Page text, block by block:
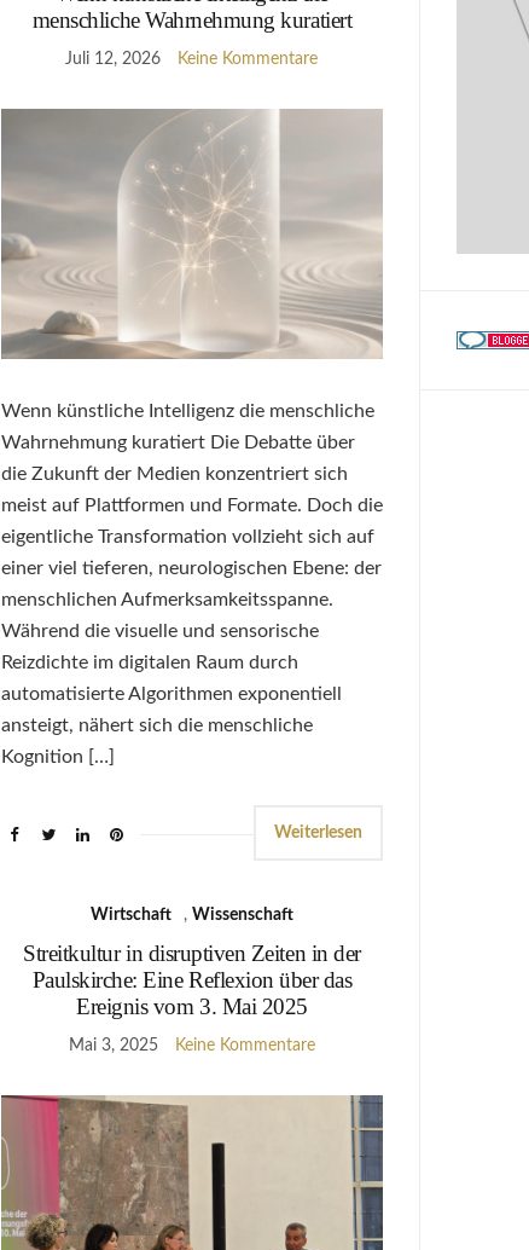
menschliche Wahrnehmung kuratiert
Juli 12, 2026 Keine Kommentare
Wenn künstliche Intelligenz die menschliche
Wahrnehmung kuratiert Die Debatte über
die Zukunft der Medien konzentriert sich
meist auf Plattformen und Formate. Doch die
eigentliche Transformation vollzieht sich auf
einer viel tieferen, neurologischen Ebene: der
menschlichen Aufmerksamkeitsspanne.
Während die visuelle und sensorische
Reizdichte im digitalen Raum durch
automatisierte Algorithmen exponentiell
ansteigt, nähert sich die menschliche
Kognition […]
Weiterlesen
Wirtschaft , Wissenschaft
Streitkultur in disruptiven Zeiten in der
Paulskirche: Eine Reflexion über das
Ereignis vom 3. Mai 2025
Mai 3, 2025 Keine Kommentare